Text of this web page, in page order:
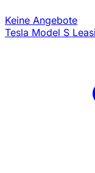
Keine Angebote
Tesla Model S